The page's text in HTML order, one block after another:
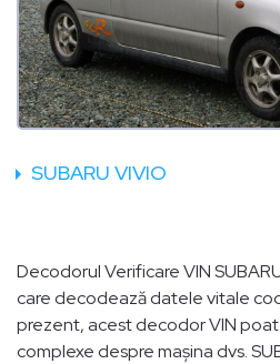
SUBARU VIVIO
Decodorul Verificare VIN
care decodează datele vitale
prezent, acest decodor VIN
complexe despre mașina dvs.